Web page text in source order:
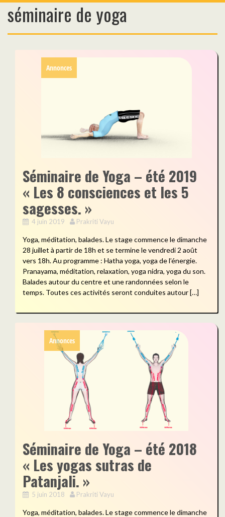
Skipséminaire de yoga
Annonces
Séminaire de Yoga – été 2019
« Les 8 consciences et les 5
sagesses. »
4 juin 2019 Prakriti Vayu
Yoga, méditation, balades. Le stage commence le dimanche
28 juillet à partir de 18h et se termine le vendredi 2 août
vers 18h. Au programme : Hatha yoga, yoga de l’énergie.
Pranayama, méditation, relaxation, yoga nidra, yoga du son.
Balades autour du centre et une randonnées selon le
temps. Toutes ces activités seront conduites autour […]
Annonces
Séminaire de Yoga – été 2018
« Les yogas sutras de
Patanjali. »
5 juin 2018 Prakriti Vayu
Yoga, méditation, balades. Le stage commence le dimanche